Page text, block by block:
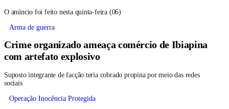
O anúncio foi feito nesta quinta-feira (06)
Arma de guerra
Crime organizado ameaça comércio de Ibiapina
com artefato explosivo
Suposto integrante de facção teria cobrado propina por meio das redes
sociais
Operação Inocência Protegida